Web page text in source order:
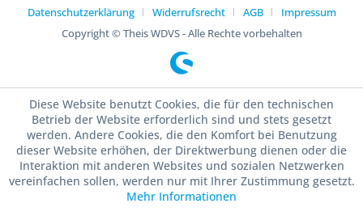
Datenschutzerklärung
Widerrufsrecht AGB
Impressum
Copyright © Theis WDVS - Alle Rechte vorbehalten
Diese Website benutzt Cookies, die für den technischen
Betrieb der Website erforderlich sind und stets gesetzt
werden. Andere Cookies, die den Komfort bei Benutzung
dieser Website erhöhen, der Direktwerbung dienen oder die
Interaktion mit anderen Websites und sozialen Netzwerken
vereinfachen sollen, werden nur mit Ihrer Zustimmung gesetzt.
Mehr Informationen